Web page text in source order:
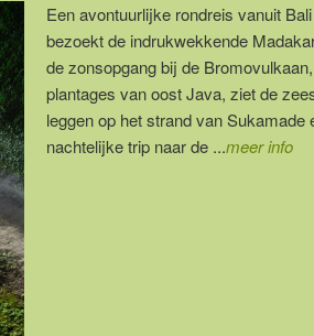
Een avontuurlijke rondreis vanuit
bezoekt de indrukwekkende
de zonsopgang bij de
plantages van oost Java, ziet de
leggen op het strand van Sukamade
nachtelijke trip naar de ...meer info